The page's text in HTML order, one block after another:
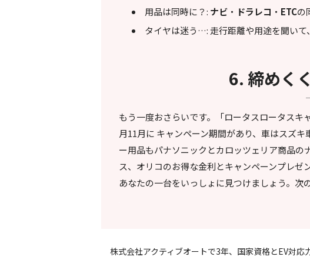
用品は同時に？: ナビ ・ ドラレコ ・ ETCの
タイヤは迷う…: 走行距離や用途を聞いて、
6. 締めく
もう一度おさらいです。「ロータスロータスキ
月11月に キャンペーン期間があり、車はスズ
ー用品もパナソニックとカロッツェリア商品の
ス、オリコのお得な金利とキャンペーンプレゼ
あなたの一台をいっしょに見つけましょう。
株式会社アクティブオートで3年、国家資格とEV対応